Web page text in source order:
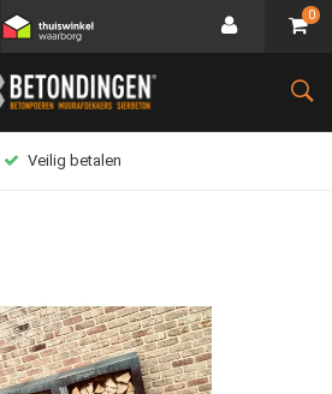
0
Veilig betalen